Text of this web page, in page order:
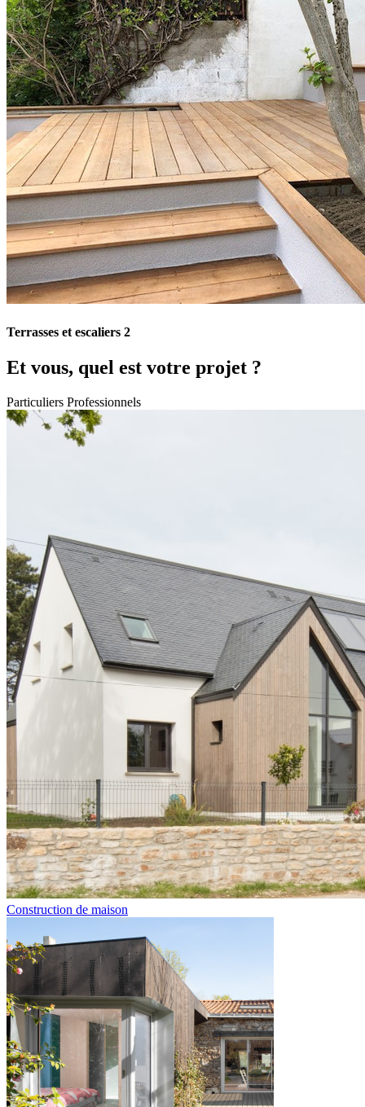
Terrasses et escaliers 2
Et vous, quel est votre projet ?
Particuliers Professionnels
Construction de maison